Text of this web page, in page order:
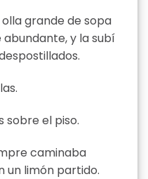
grande de sopa
abundante, y la subí
sobre el piso.
caminaba
un limón partido.